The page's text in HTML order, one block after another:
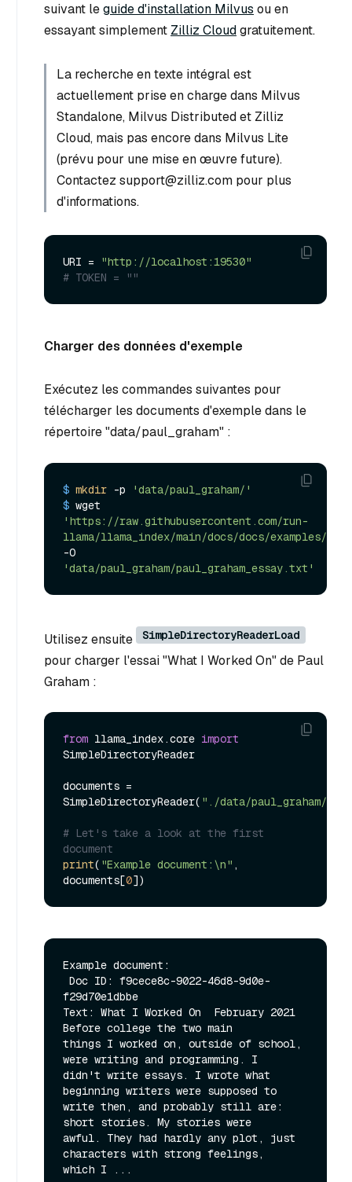
suivant leguide d'installation Milvus ou en
essayant simplement Zilliz Cloudgratuitement.
La recherche en texte intégral est
actuellement prise en charge dans Milvus
Standalone, Milvus Distributed et Zilliz
Cloud, mais pas encore dans Milvus Lite
(prévu pour une mise en œuvre future).
Contactez support@zilliz.com pour plus
d'informations.
URI =
"http://localhost:19530"
# TOKEN = ""
Charger des données d'exemple
Exécutez les commandes suivantes pour
télécharger les documents d'exemple dans le
répertoire "data/paul_graham" :
$ mkdir -p
'data/paul_graham/'
$
'https://raw.githubusercontent.com/run-
llama/llama_index/main/docs/docs/examples/
'data/paul_graham/paul_graham_essay.txt'
Utilisez ensuite SimpleDirectoryReaderLoad
pour charger l'essai "What I Worked On" de Paul
Graham :
from llama_index.core import
SimpleDirectoryReader
documents =
SimpleDirectoryReader( "./data/paul_graham/"
# Let's take a look at the first
document
print( "Example document:\n" ,
documents[0
Example document:
f29d70e1dbbe
Text: What I Worked On  February 2021
Before college the two main
things I worked on, outside of school,
were writing and programming. I
didn't write essays. I wrote what
beginning writers were supposed to
write then, and probably still are:
short stories. My stories were
awful. They had hardly any plot, just
characters with strong feelings,